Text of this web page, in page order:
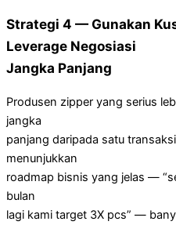
Strategi 4 — Gunakan
Leverage Negosiasi
Jangka Panjang
Produsen zipper yang serius
jangka
panjang daripada satu
menunjukkan
roadmap bisnis yang jelas —
bulan
lagi kami target 3X pcs” —